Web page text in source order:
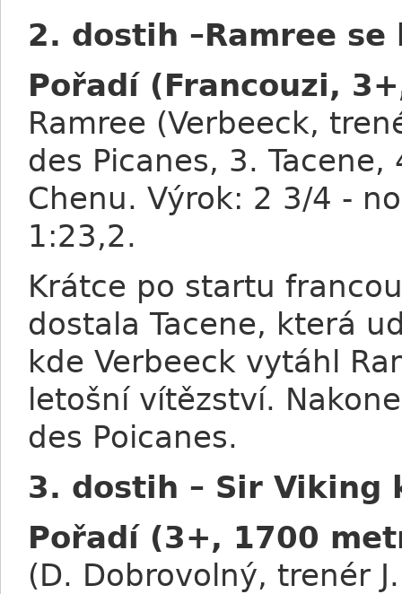
2. dostih –Ramree
Pořadí (Francouzi,
Ramree (Verbeeck,
des Picanes, 3.
Chenu. Výrok: 2 3/4 -
1:23,2.
Krátce po startu
dostala Tacene, která
kde Verbeeck vytáhl
letošní vítězství.
des Poicanes.
3. dostih – Sir Viking
Pořadí (3+, 1700
(D. Dobrovolný, trenér